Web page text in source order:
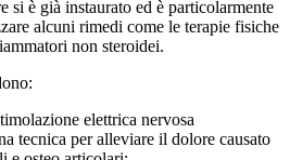
è già instaurato ed è particolarmente
alcuni rimedi come le terapie fisiche
non steroidei.
elettrica nervosa
tecnica per alleviare il dolore causato